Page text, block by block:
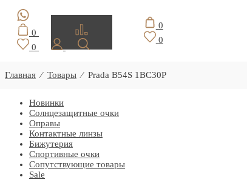
0
0
0
0
Главная ⁄ Товары ⁄ Prada B54S 1BC30P
Новинки
Солнцезащитные очки
Оправы
Контактные линзы
Бижутерия
Спортивные очки
Сопутствующие товары
Sale